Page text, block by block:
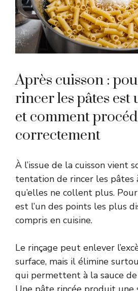
Après cuisson :
rincer les pâtes est
et comment
correctement
À l’issue de la cuisson vient
tentation de rincer les pâtes
qu’elles ne collent plus.
est l’un des points les plus
compris en cuisine.
Le rinçage peut enlever
surface, mais il élimine
qui permettent à la sauce